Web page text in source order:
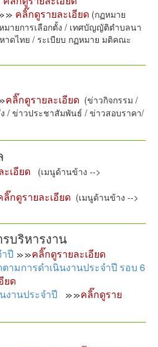
คลิ๊กดูรายละเอียด (กฏหมาย
มายการเลือกตั้ง / เทศบัญญัติตำบลนา
าดไทย / ระเบียบ กฏหมาย มติคณะ
คลิ๊กดูรายละเอียด (ข่าวกิจกรรม /
/ ข่าวประชาสัมพันธ์ / ข่าวสอบราคา/
เอียด (เมนูด้านข้าง -->
ลิ๊กดูรายละเอียด (เมนูด้านข้าง -->
บริหารงาน
ปี
คลิ๊กดูรายละเอียด
ามการดำเนินงานประจำปี รอบ 6
ยด
งานประจำปี
คลิ๊กดูราย